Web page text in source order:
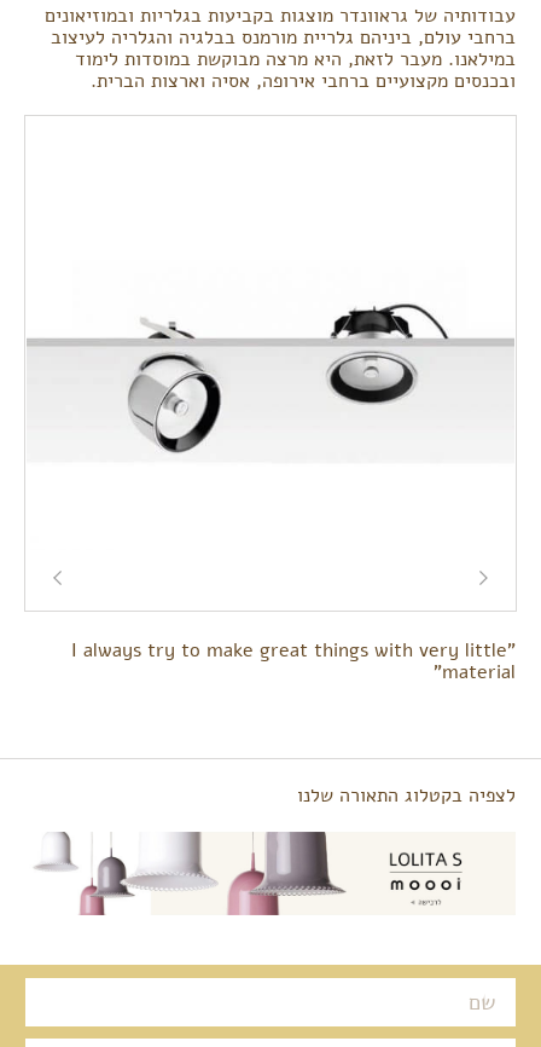
עבודותיה של גראוונדר מוצגות בקביעות בגלריות ובמוזיאונים
ברחבי עולם, ביניהם גלריית מורמנס בבלגיה והגלריה לעיצוב
במילאנו. מעבר לזאת, היא מרצה מבוקשת במוסדות לימוד
ובכנסים מקצועיים ברחבי אירופה, אסיה וארצות הברית.
"I always try to make great things with very little
material"
לצפיה בקטלוג התאורה שלנו